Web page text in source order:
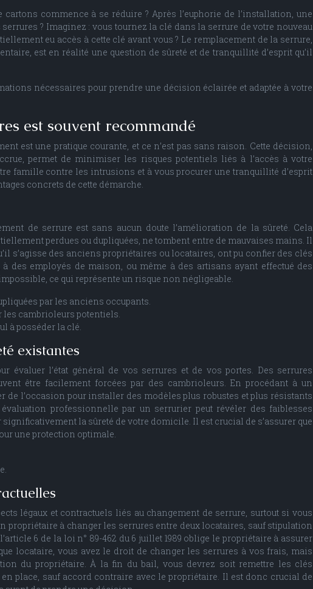
commence à se réduire ? Après l’euphorie de l’installation, une
? Imaginez : vous tournez la clé dans la serrure de votre nouveau
eu accès à cette clé avant vous ? Le remplacement de la serrure,
est en réalité une question de sûreté et de tranquillité d’esprit qu’il
nécessaires pour prendre une décision éclairée et adaptée à votre
est souvent recommandé
est une pratique courante, et ce n’est pas sans raison. Cette décision,
permet de minimiser les risques potentiels liés à l’accès à votre
famille contre les intrusions et à vous procurer une tranquillité d’esprit
concrets de cette démarche.
de serrure est sans aucun doute l’amélioration de la sûreté. Cela
perdues ou dupliquées, ne tombent entre de mauvaises mains. Il
s’agisse des anciens propriétaires ou locataires, ont pu confier des clés
des employés de maison, ou même à des artisans ayant effectué des
ce qui représente un risque non négligeable.
par les anciens occupants.
les cambrioleurs potentiels.
à posséder la clé.
existantes
évaluer l’état général de vos serrures et de vos portes. Des serrures
être facilement forcées par des cambrioleurs. En procédant à un
de l’occasion pour installer des modèles plus robustes et plus résistants
professionnelle par un serrurier peut révéler des faiblesses
la sûreté de votre domicile. Il est crucial de s’assurer que
une protection optimale.
légaux et contractuels liés au changement de serrure, surtout si vous
propriétaire à changer les serrures entre deux locataires, sauf stipulation
6 de la loi n° 89-462 du 6 juillet 1989 oblige le propriétaire à assurer
locataire, vous avez le droit de changer les serrures à vos frais, mais
du propriétaire. À la fin du bail, vous devrez soit remettre les clés
place, sauf accord contraire avec le propriétaire. Il est donc crucial de